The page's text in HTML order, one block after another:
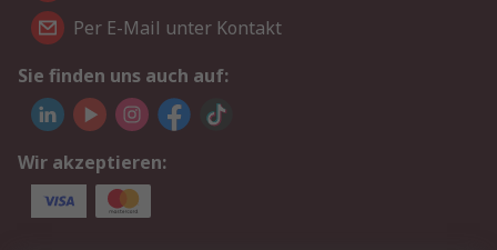
Per E-Mail unter Kontakt
Sie finden uns auch auf:
Wir akzeptieren: